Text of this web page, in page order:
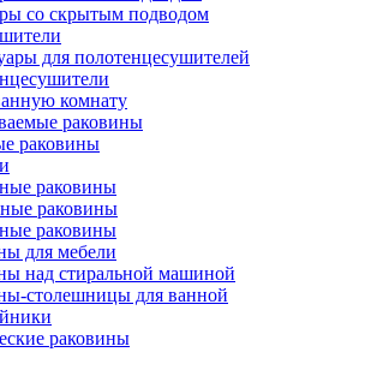
со скрытым подводом
для полотенцесушителей
комнату
раковины
раковины
раковины
раковины
раковины
для мебели
над стиральной машиной
столешницы для ванной
раковины